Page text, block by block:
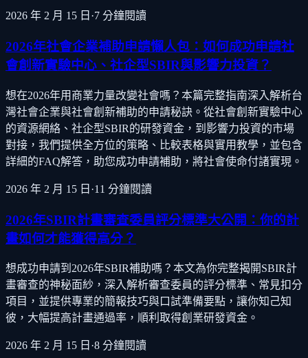
2026 年 2 月 15 日 ·7 分鐘閱讀
2026年社會企業補助申請懶人包：如何成功申請社
會創新實驗中心、社企型SBIR與影響力投資？
想在2026年用商業力量改變社會嗎？本篇完整指南深入解析台
灣社會企業與社會創新補助的申請秘訣。從社會創新實驗中心
的資源網絡、社企型SBIR的研發資金，到影響力投資的市場
對接，我們提供全方位的策略、比較表格與實用教學，並包含
詳細的FAQ解答，助您成功申請補助，將社會使命付諸實現。
2026 年 2 月 15 日 ·11 分鐘閱讀
2026年SBIR計畫審查委員評分標準大公開：你的計
畫如何才能獲得高分？
想成功申請到2026年SBIR補助嗎？本文為你完整揭開SBIR計
畫審查的神秘面紗，深入解析審查委員的評分標準、常見扣分
項目，並提供專業的簡報技巧與口試準備要點，讓你知己知
彼，大幅提高計畫通過率，順利取得創業研發資金。
2026 年 2 月 15 日 ·8 分鐘閱讀